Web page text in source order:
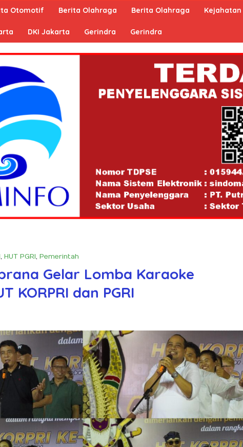
Otomotif Berita Olahraga Berita Olahraga Kejahatan
DKI Jakarta Gerindra Gerindra
, HUT PGRI, Pemerintah
Gelar Lomba Karaoke
KORPRI dan PGRI